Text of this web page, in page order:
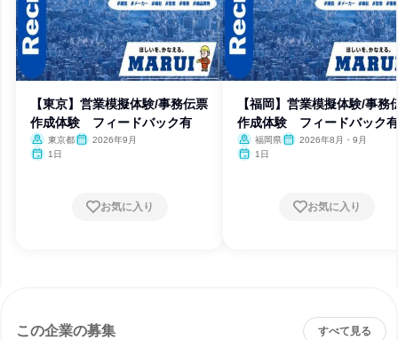
【東京】営業模擬体験/事務伝票
作成体験 フィードバック有
東京都
2026年9月
1日
お気に入り
【福岡】営業模擬体験/事務
作成体験 フィードバック有
福岡県
2026年8月・9月
1日
お気に入り
この企業の募集 すべて見る